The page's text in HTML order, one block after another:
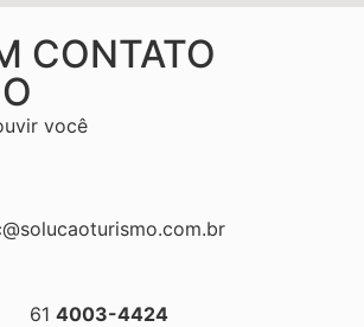
CONTATO
você
61 4003-4424